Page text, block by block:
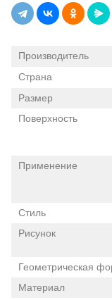
Производитель
Страна
Размер
Поверхность
Применение
Стиль
Рисунок
Геометрическая
Материал